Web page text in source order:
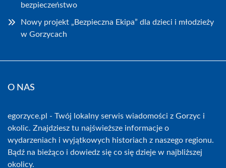
bezpieczeństwo
Nowy projekt „Bezpieczna Ekipa” dla dzieci i młodzieży
w Gorzycach
O NAS
egorzyce.pl - Twój lokalny serwis wiadomości z Gorzyc i
okolic. Znajdziesz tu najświeższe informacje o
wydarzeniach i wyjątkowych historiach z naszego regionu.
Bądź na bieżąco i dowiedz się co się dzieje w najbliższej
okolicy.